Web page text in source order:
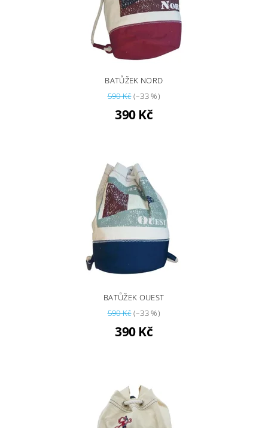
BATŮŽEK NORD
590 Kč(–33 %)
390 Kč
BATŮŽEK OUEST
590 Kč(–33 %)
390 Kč